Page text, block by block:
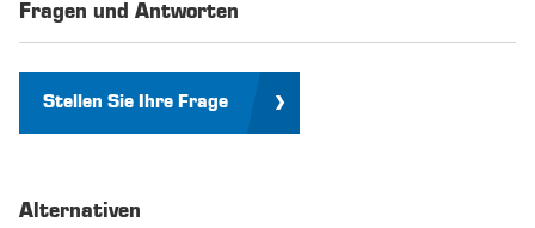
Fragen und Antworten
Stellen Sie Ihre Frage
Alternativen